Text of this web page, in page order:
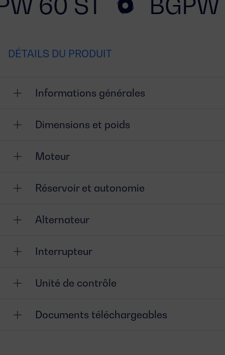
DÉTAILS DU PRODUIT
Informations générales
Dimensions et poids
Moteur
Réservoir et autonomie
Alternateur
Interrupteur
Unité de contrôle
Documents téléchargeables